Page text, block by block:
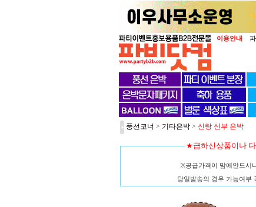
이용안내
풍선코너 > 기타은박 > 신랑 신부 은박
★급하신상품이나
※공급가격이 맘에안드
당일발송의 경우 가능여